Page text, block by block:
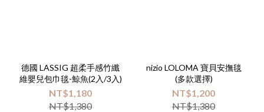
德國 LASSIG 超柔手感竹纖
維嬰兒包巾毯-鯨魚(2入/3入)
NT$1,180
NT$1,380
nizio LOLOMA 寶貝安撫毯
(多款選擇)
NT$1,200
NT$1,380